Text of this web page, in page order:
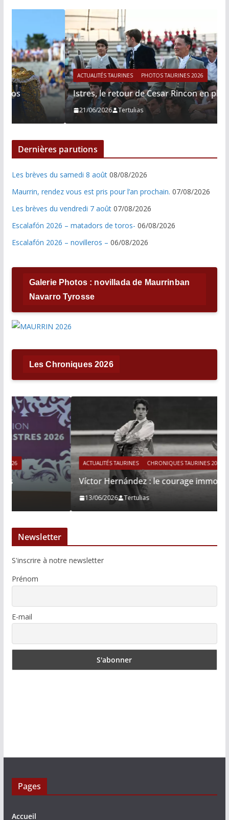
ACTUALITÉS TAURINES PHOTOS TAURINES 2026
Istres, le retour de Cesar Rincon en photos
21/06/2026 Tertulias
Dernières parutions
Les brèves du samedi 8 août 08/08/2026
Maurrin, rendez vous est pris pour l’an prochain. 07/08/2026
Les brèves du vendredi 7 août 07/08/2026
Escalafón 2026 – matadors de toros- 06/08/2026
Escalafón 2026 – novilleros – 06/08/2026
Galerie Photos : novillada de Maurrinban
Navarro Tyrosse
Les Chroniques 2026
ACTUALITÉS TAURINES CHRONIQUES TAURINES 2026
Víctor Hernández : le courage immobile
Tertulias
Newsletter
S'inscrire à notre newsletter
Prénom
E-mail
Pages
Accueil